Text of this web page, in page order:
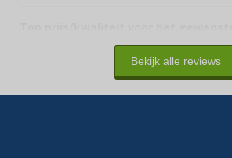
Bekijk alle reviews